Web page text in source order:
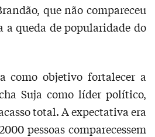
que não compareceu
a queda de popularidade do
como objetivo fortalecer a
Suja como líder político,
total. A expectativa era
pessoas comparecessem